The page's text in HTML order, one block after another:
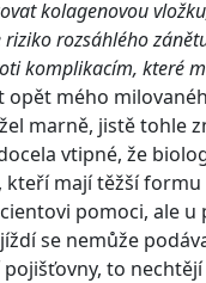
kolagenovou
rozsáhlého
komplikacím, které
opět mého
marně, jistě tohle
vtipné, že
kteří mají těžší formu
pomoci, ale u
se nemůže
to